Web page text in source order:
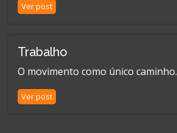
Ver post
Trabalho
O movimento como único caminho.
Ver post